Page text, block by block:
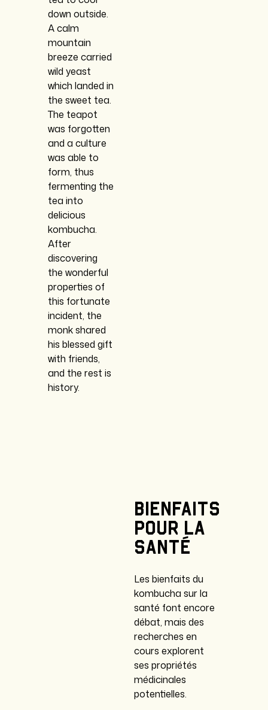
down outside.
A calm
mountain
breeze carried
wild yeast
which landed in
the sweet tea.
The teapot
was forgotten
and a culture
was able to
form, thus
fermenting the
tea into
delicious
kombucha.
After
discovering
the wonderful
properties of
this fortunate
incident, the
monk shared
his blessed gift
with friends,
and the rest is
history.
Bienfaits
pour la
santé
Les bienfaits du
kombucha sur la
santé font encore
débat, mais des
recherches en
cours explorent
ses propriétés
médicinales
potentielles.